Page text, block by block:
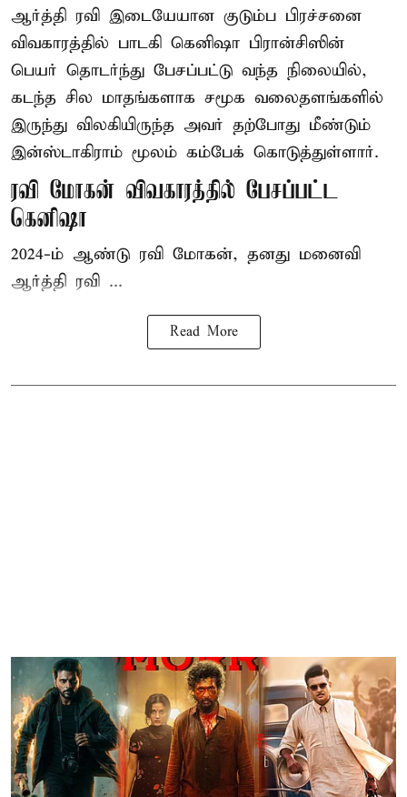
ஆர்த்தி ரவி இடையேயான குடும்ப பிரச்சனை
விவகாரத்தில் பாடகி கெனிஷா பிரான்சிஸின்
பெயர் தொடர்ந்து பேசப்பட்டு வந்த நிலையில்,
கடந்த சில மாதங்களாக சமூக வலைதளங்களில்
இருந்து விலகியிருந்த அவர் தற்போது மீண்டும்
இன்ஸ்டாகிராம் மூலம் கம்பேக் கொடுத்துள்ளார்.
ரவி மோகன் விவகாரத்தில் பேசப்பட்ட
கெனிஷா
2024-ம் ஆண்டு ரவி மோகன், தனது மனைவி
ஆர்த்தி ரவி ...
Read More